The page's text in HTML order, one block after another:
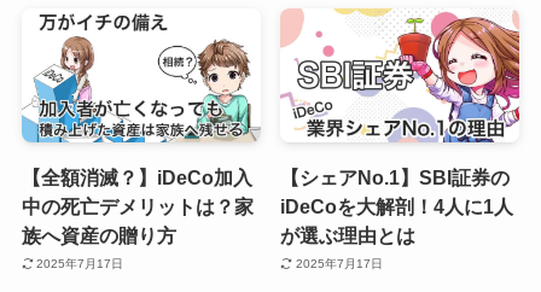
【全額消滅？】iDeCo加入
中の死亡デメリットは？家
族へ資産の贈り方
2025年7月17日
【シェアNo.1】SBI証券の
iDeCoを大解剖！4人に1人
が選ぶ理由とは
2025年7月17日